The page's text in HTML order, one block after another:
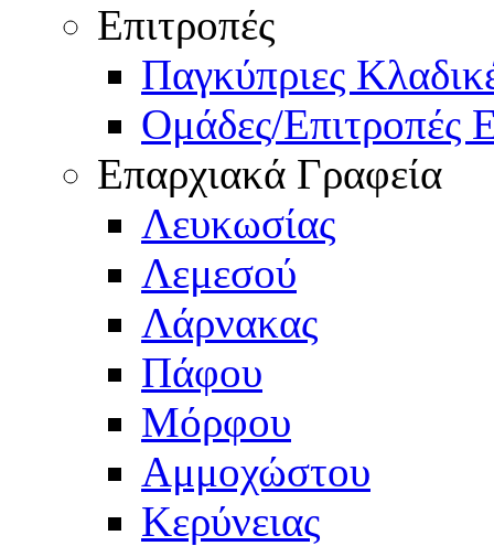
Επιτροπές
Παγκύπριες
Ομάδες/Επιτροπές
Επαρχιακά Γραφεία
Λευκωσίας
Λεμεσού
Λάρνακας
Πάφου
Μόρφου
Αμμοχώστου
Κερύνειας